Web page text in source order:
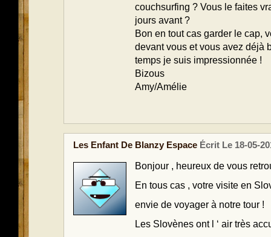
couchsurfing ? Vous le faites
jours avant ?
Bon en tout cas garder le cap,
devant vous et vous avez déjà
temps je suis impressionnée !
Bizous
Amy/Amélie
Les Enfant De Blanzy Espace Écrit Le 18-05-
Bonjour , heureux de vous
En tous cas , votre visite en
envie de voyager à notre tour !
Les Slovènes ont l ‘ air très